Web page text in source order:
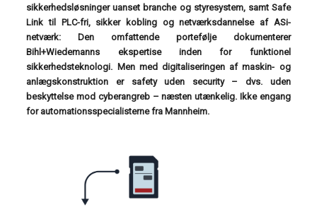
sikkerhedsløsninger uanset branche og styresystem, samt Safe
Link til PLC-fri, sikker kobling og netværksdannelse af ASi-
netværk: Den omfattende portefølje dokumenterer
Bihl+Wiedemanns ekspertise inden for funktionel
sikkerhedsteknologi. Men med digitaliseringen af maskin- og
anlægskonstruktion er safety uden security – dvs. uden
beskyttelse mod cyberangreb – næsten utænkelig. Ikke engang
for automationsspecialisterne fra Mannheim.